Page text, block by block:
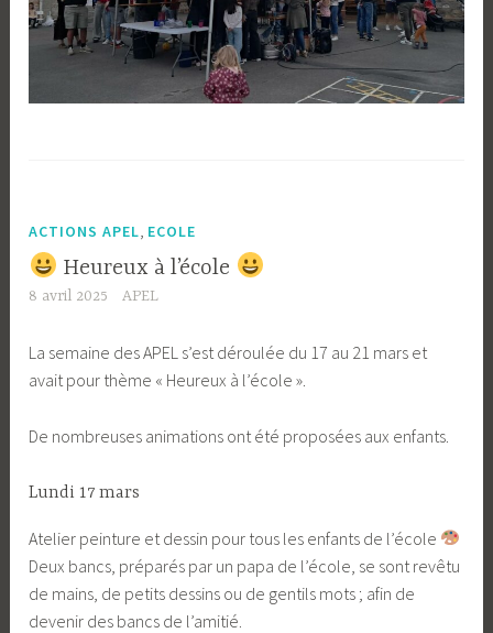
ACTIONS APEL, ECOLE
Heureux à l’école
8 avril 2025 APEL
La semaine des APEL s’est déroulée du 17 au 21 mars et
avait pour thème « Heureux à l’école ».
De nombreuses animations ont été proposées aux enfants.
Lundi 17 mars
Atelier peinture et dessin pour tous les enfants de l’école
Deux bancs, préparés par un papa de l’école, se sont revêtu
de mains, de petits dessins ou de gentils mots ; afin de
devenir des bancs de l’amitié.